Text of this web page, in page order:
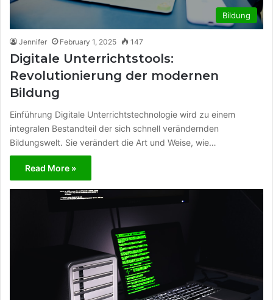
Bildung
Jennifer February 1, 2025 147
Digitale Unterrichtstools:
Revolutionierung der modernen
Bildung
Einführung Digitale Unterrichtstechnologie wird zu einem
integralen Bestandteil der sich schnell verändernden
Bildungswelt. Sie verändert die Art und Weise, wie…
Read More »